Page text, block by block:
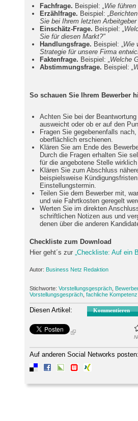
Fachfrage. Beispiel:
„Wie
Erzählfrage. Beispiel:
Sie bei Ihrem letzten
Einschätz-Frage. Beispiel:
Sie für diesen Markt?"
Handlungsfrage. Beispiel: „ Wie
Strategie für unsere Firma
Faktenfrage. Beispiel:
„Welche
Abstimmungsfrage. Beispiel:
So schauen Sie Ihrem Bewerber
Achten Sie bei der
ausweicht oder ob er auf den
Fragen Sie gegebenenfalls
oberflächlich erschienen.
Klären Sie am Ende des
Durch die Fragen erhalten Sie
für die angebotene Stelle
Klären Sie zum Abschluss
beispielsweise
Einstellungstermin.
Teilen Sie dem Bewerber mit,
und wie Fahrtkosten geregelt
Werten Sie im direkten
schriftlichen Notizen aus und
denen über die anderen
Checkliste zum Download
Hier geht´s zur „Checkliste: Auf ein
Autor: Business Netz Redaktion
Stichworte: Vorstellungsgespräch
Vorstellungsgespräch fachliche Kompetenz
Diesen Artikel: Kommentieren
Auf anderen Social Networks